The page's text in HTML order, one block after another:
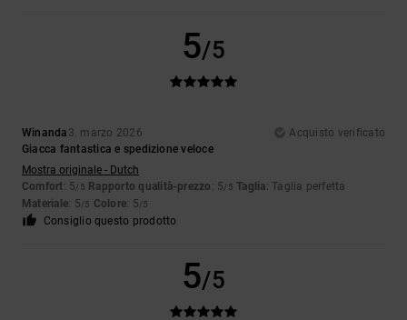
5/5
Winanda 3. marzo 2026
Acquisto verificato
Giacca fantastica e spedizione veloce
Mostra originale - Dutch
Comfort: 5/5 Rapporto qualità-prezzo : 5/5 Taglia: Taglia perfetta
Materiale: 5/5 Colore: 5/5
Consiglio questo prodotto
5/5